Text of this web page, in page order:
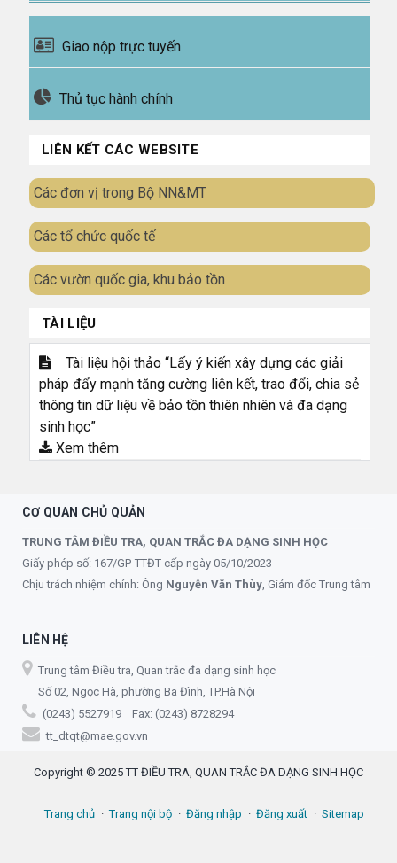
Giao nộp trực tuyến
Thủ tục hành chính
LIÊN KẾT CÁC WEBSITE
Các đơn vị trong Bộ NN&MT
Các tổ chức quốc tế
Các vườn quốc gia, khu bảo tồn
TÀI LIỆU
Tài liệu hội thảo “Lấy ý kiến xây dựng các giải
pháp đẩy mạnh tăng cường liên kết, trao đổi, chia sẻ
thông tin dữ liệu về bảo tồn thiên nhiên và đa dạng
sinh học”
Xem thêm
CƠ QUAN CHỦ QUẢN
TRUNG TÂM ĐIỀU TRA, QUAN TRẮC ĐA DẠNG SINH HỌC
Giấy phép số: 167/GP-TTĐT cấp ngày 05/10/2023
Chịu trách nhiệm chính: Ông Nguyễn Văn Thùy , Giám đốc Trung tâm
LIÊN HỆ
Trung tâm Điều tra, Quan trắc đa dạng sinh học
Số 02, Ngọc Hà, phường Ba Đình, TP.Hà Nội
(0243) 5527919 Fax: (0243) 8728294
tt_dtqt@mae.gov.vn
Copyright © 2025 TT ĐIỀU TRA, QUAN TRẮC ĐA DẠNG SINH HỌC
Trang chủ Trang nội bộ Đăng nhập Đăng xuất Sitemap